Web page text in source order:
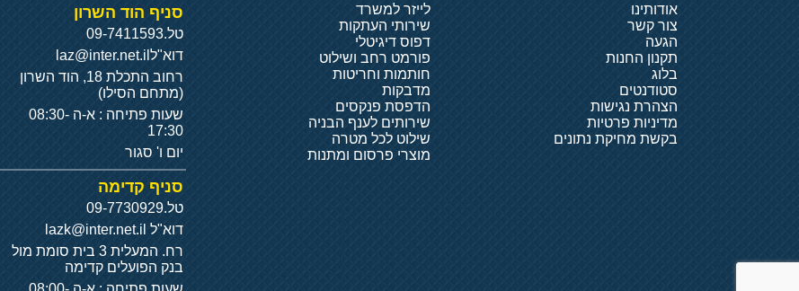
אודותינו
צור קשר
הגעה
תקנון החנות
בלוג
סטודנטים
הצהרת נגישות
מדיניות פרטיות
בקשת מחיקת נתונים
לייזר למשרד
שירותי העתקות
דפוס דיגיטלי
פורמט רחב ושילוט
חותמות וחריטות
מדבקות
הדפסת פנקסים
שירותים לענף הבניה
שילוט לכל מטרה
מוצרי פרסום ומתנות
סניף הוד השרון
טל.09-7411593
דוא"ל laz@inter.net.il
רחוב התכלת 18, הוד השרון
(מתחם הסילו)
שעות פתיחה : א-ה 08:30-
17:30
יום ו' סגור
סניף קדימה
טל.09-7730929
דוא"ל
רח. המעלית 3 בית סומת מול
בנק הפועלים קדימה